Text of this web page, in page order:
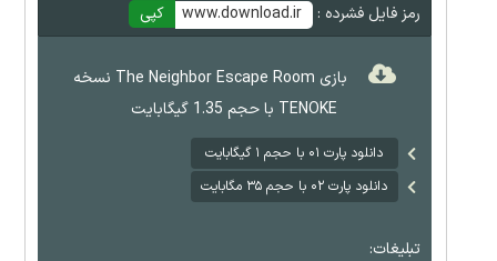
رمز فایل فشرده : www.download.ir کپی
بازی The Neighbor Escape Room نسخه
TENOKE با حجم 1.35 گیگابایت
دانلود پارت ۰۱ با حجم ۱ گیگابایت
دانلود پارت ۰۲ با حجم ۳۵ مگابایت
تبلیغات: